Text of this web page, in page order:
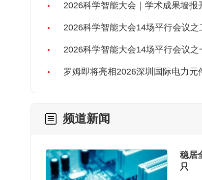
2026科学智能大会｜学术成果墙报
2026科学智能大会14场平行会议之
2026科学智能大会14场平行会议
罗姆即将亮相2026深圳国际电力
频道新闻
稳居
只